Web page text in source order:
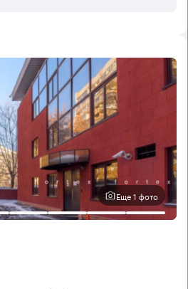
Еще 1 фото